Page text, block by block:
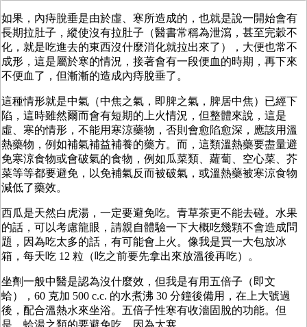
如果，內痔脫垂是由於虛、寒所造成的，也就是說一開始會有
長期拉肚子，縱使沒有拉肚子（醫書常稱為泄瀉，甚至完穀不
化，就是吃進去的東西沒什麼消化就拉出來了），大便也常不
成形，這是屬於寒的情況，接著會有一段便血的時期，再下來
不便血了，但漸漸的造成內痔脫垂了。
這種情形就是中氣（中焦之氣，即脾之氣，脾居中焦）已經下
陷，這時雖然爾而會有短期的上火情況，但整體來說，這是
虛、寒的情形，不能用寒涼藥物，否則會愈陷愈深，應該用溫
熱藥物，例如補氣補益補養的藥方。而，這類溫熱藥要盡量避
免寒涼食物或會破氣的食物，例如瓜菜類、蘿蔔、空心菜、芥
菜等等都要避免，以免補氣反而被破氣，或溫熱藥被寒涼食物
減低了藥效。
西瓜是天然白虎湯，一定要避免吃。青草茶更不能去碰。水果
的話，可以考慮龍眼，請親自體驗一下大概吃幾顆不會造成問
題，因為吃太多的話，有可能會上火。像我是買一大包放冰
箱，每天吃 12 粒（吃之前要先拿出來放溫後再吃）。
坐劑一般中醫是認為沒什麼效，但我是有用五倍子（即文
蛤），60 克加 500 c.c. 的水煮沸 30 分鐘後備用，在上大號過
後，配合溫熱水來坐浴。五倍子性寒有收濇固脫的功能。但